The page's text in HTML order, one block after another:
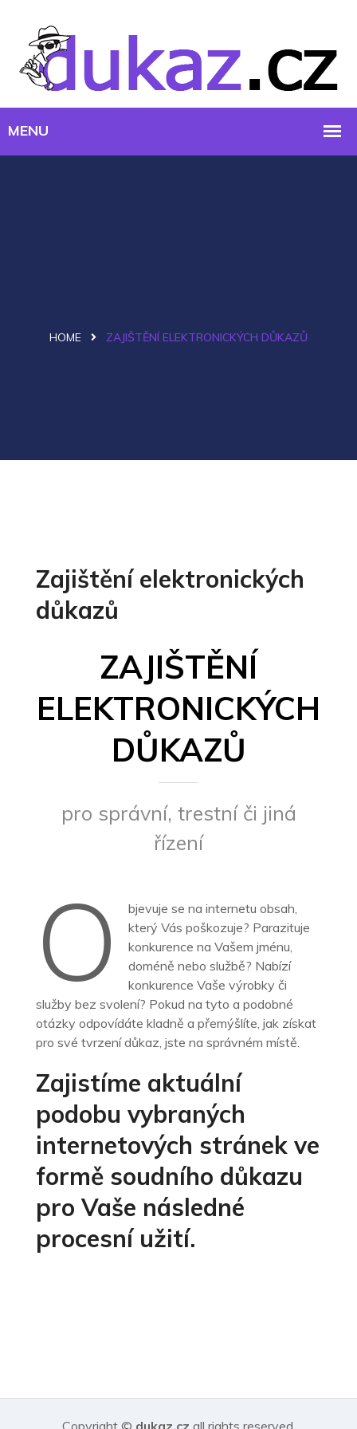
HOME ZAJIŠTĚNÍ ELEKTRONICKÝCH DŮKAZŮ
Zajištění elektronických
důkazů
ZAJIŠTĚNÍ
ELEKTRONICKÝCH
DŮKAZŮ
pro správní, trestní či jiná
řízení
O
bjevuje se na internetu obsah,
který Vás poškozuje? Parazituje
konkurence na Vašem jménu,
doméně nebo službě? Nabízí
konkurence Vaše výrobky či
služby bez svolení? Pokud na tyto a podobné
otázky odpovídáte kladně a přemýšlíte, jak získat
pro své tvrzení důkaz, jste na správném místě.
Zajistíme aktuální
podobu vybraných
internetových stránek ve
formě soudního důkazu
pro Vaše následné
procesní užití.
Copyright © dukaz.cz all rights reserved.